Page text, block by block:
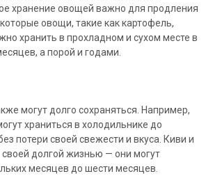
хранение овощей важно для продления
овощи, такие как картофель,
хранить в прохладном и сухом месте в
а порой и годами.
могут долго сохраняться. Например,
храниться в холодильнике до
потери своей свежести и вкуса. Киви и
долгой жизнью — они могут
месяцев до шести месяцев.